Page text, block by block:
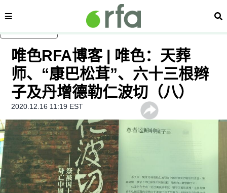
内容分类 搜
唯色RFA博客 | 唯色：天葬
师、“康巴松茸”、六十三根辫
子及丹增德勒仁波切（八）
2020.12.16 11:19 EST